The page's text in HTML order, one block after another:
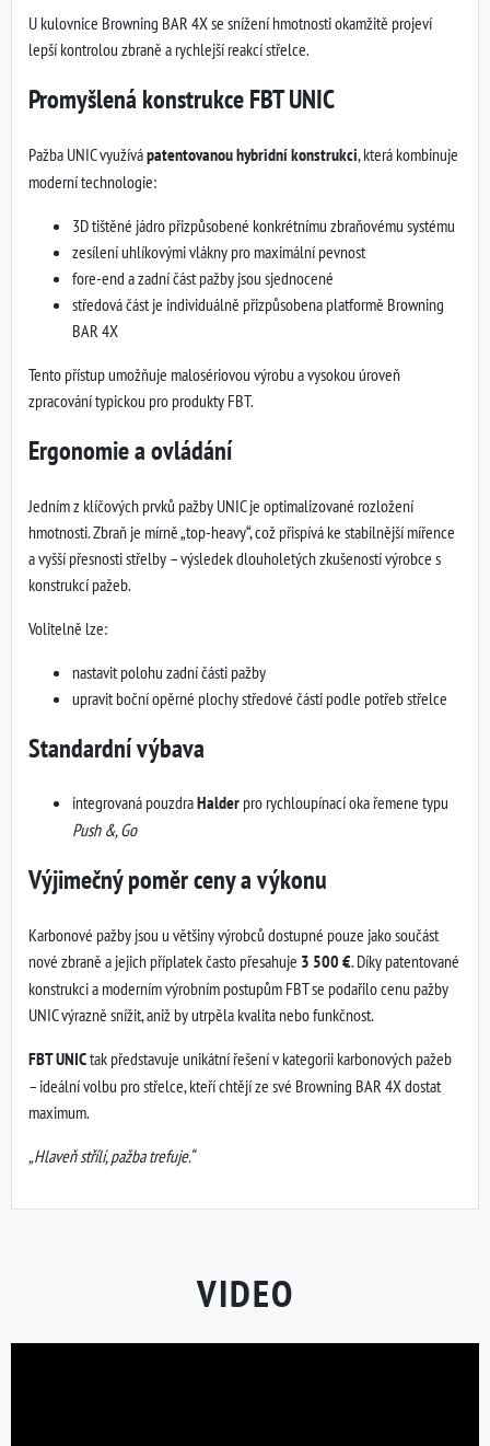
U kulovnice Browning BAR 4X se snížení hmotnosti okamžitě projeví
lepší kontrolou zbraně a rychlejší reakcí střelce.
Promyšlená konstrukce FBT UNIC
Pažba UNIC využívápatentovanou hybridní konstrukci, která kombinuje
moderní technologie:
3D tištěné jádro přizpůsobené konkrétnímu zbraňovému systému
zesílení uhlíkovými vlákny pro maximální pevnost
fore-end a zadní část pažby jsou sjednocené
středová část je individuálně přizpůsobena platformě Browning
BAR 4X
Tento přístup umožňuje malosériovou výrobu a vysokou úroveň
zpracování typickou pro produkty FBT.
Ergonomie a ovládání
Jedním z klíčových prvků pažby UNIC je optimalizované rozložení
hmotnosti. Zbraň je mírně „top-heavy“, což přispívá ke stabilnější mířence
a vyšší přesnosti střelby – výsledek dlouholetých zkušeností výrobce s
konstrukcí pažeb.
Volitelně lze:
nastavit polohu zadní části pažby
upravit boční opěrné plochy středové části podle potřeb střelce
Standardní výbava
integrovaná pouzdraHalder pro rychloupínací oka řemene typu
Push &, Go
Výjimečný poměr ceny a výkonu
Karbonové pažby jsou u většiny výrobců dostupné pouze jako součást
nové zbraně a jejich příplatek často přesahuje 3 500 €. Díky patentované
konstrukci a moderním výrobním postupům FBT se podařilo cenu pažby
UNIC výrazně snížit, aniž by utrpěla kvalita nebo funkčnost.
FBT UNICtak představuje unikátní řešení v kategorii karbonových pažeb
– ideální volbu pro střelce, kteří chtějí ze své Browning BAR 4X dostat
maximum.
„Hlaveň střílí, pažba trefuje.“
VIDEO